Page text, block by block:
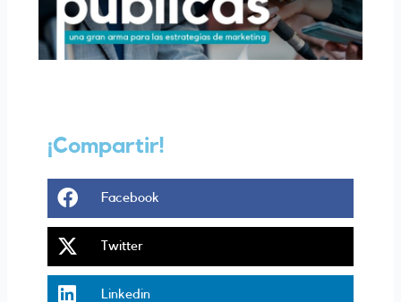
¡Compartir!
Share
on
Facebook
Share
Twitter
Share
Linkedin